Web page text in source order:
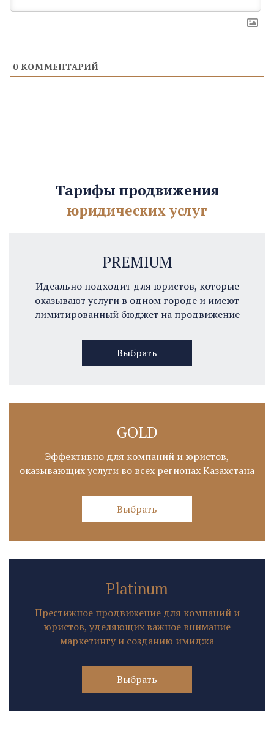
0 КОММЕНТАРИЙ
Тарифы продвижения
юридических услуг
PREMIUM
Идеально подходит для юристов, которые
оказывают услуги в одном городе и имеют
лимитированный бюджет на продвижение
Выбрать
GOLD
Эффективно для компаний и юристов,
оказывающих услуги во всех регионах Казахстана
Выбрать
Platinum
Престижное продвижение для компаний и
юристов, уделяющих важное внимание
маркетингу и созданию имиджа
Выбрать